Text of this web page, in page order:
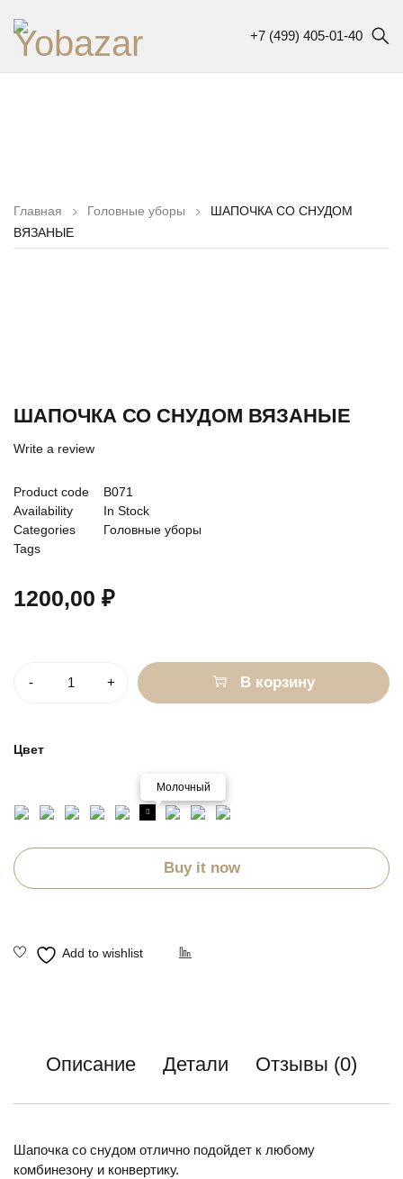
+7 (499) 405-01-40
Главная Головные уборы
ШАПОЧКА СО СНУДОМ
ВЯЗАНЫЕ
ШАПОЧКА СО СНУДОМ ВЯЗАНЫЕ
Write a review
Product code
В071
Availability
In Stock
Categories
Головные уборы
Tags
1200,00 ₽
В корзину
Цвет
Молочный
Buy it now
Описание Детали Отзывы (0)
Шапочка со снудом отлично подойдет к любому
комбинезону и конвертику.